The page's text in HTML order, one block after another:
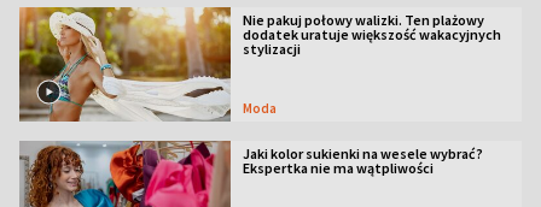
Nie pakuj połowy walizki. Ten plażowy
dodatek uratuje większość wakacyjnych
stylizacji
Moda
Jaki kolor sukienki na wesele wybrać?
Ekspertka nie ma wątpliwości